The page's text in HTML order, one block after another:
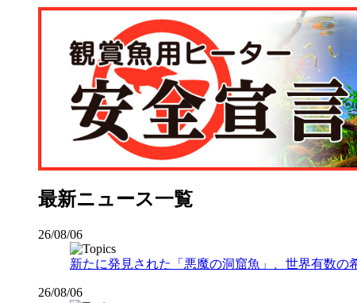
最新ニュース一覧
26/08/06
新たに発見された「悪魔の洞窟魚」、世界有数
26/08/06